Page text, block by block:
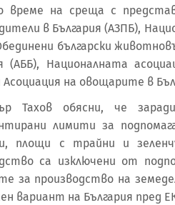
време на среща с
в България (АЗПБ),
български
(АББ), Националната
на овощарите в
Тахов обясни, че
лимити за
площи с трайни и
са изключени от
за производство на
вариант на България пред